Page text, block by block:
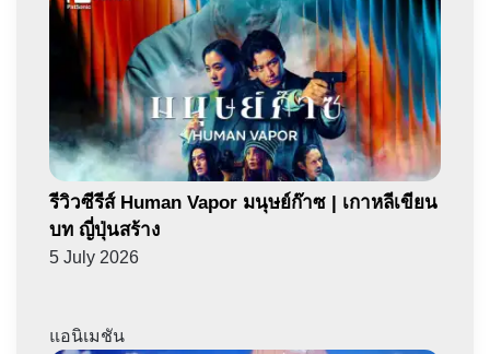
รีวิวซีรีส์ Human Vapor มนุษย์ก๊าซ | เกาหลีเขียน
บท ญี่ปุ่นสร้าง
5 July 2026
แอนิเมชัน